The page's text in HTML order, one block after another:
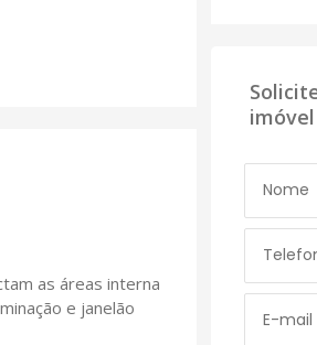
as áreas interna
e janelão
imóvel